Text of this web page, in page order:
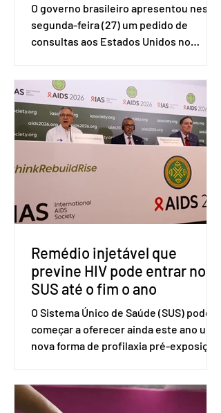
O governo brasileiro apresentou nesta
segunda-feira (27) um pedido de
consultas aos Estados Unidos no
(OMC), contestando duas medidas
tarifárias adotadas pelo país norte-
americano com base na Seção 301 da
Lei de Comércio de 1974. Segundo nota
divulgada pelo Ministério das Relações
Exteriores, o Brasil considera que as
incompatíveis com as obrigações
assumidas pelos Estados Unid
Remédio injetável que
previne HIV pode entrar no
SUS até o fim o ano
O Sistema Único de Saúde (SUS) pode
começar a oferecer ainda este ano uma
nova forma de profilaxia pré-exposição
medicamento carbotegravir, que